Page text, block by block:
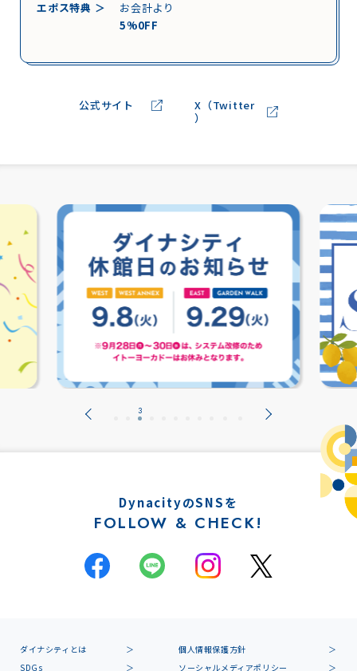
エポス特典 ＞
お会計より
5%0FF
公式サイト
X（Twitter
）
DynacityのSNSを
FOLLOW & CHECK!
ダイナシティとは
個人情報保護方針
SDGs
ソーシャルメディアポリシー